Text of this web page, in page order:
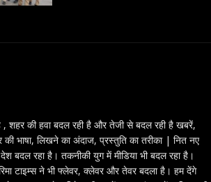
शहर की हवा बदल रही है और तेजी से बदल रही है खबरें,
भाषा, लिखने का अंदाज, प्रस्तुति का तरीका | नित नए
बदल रहा है। तकनीकी युग में मीडिया भी बदल रहा है।
टाइम्स ने भी फ्लेवर, क्लेवर और तेवर बदला है। हम देंगे